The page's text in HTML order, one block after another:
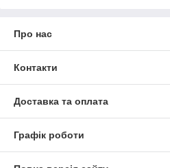
Про нас
Контакти
Доставка та оплата
Графік роботи